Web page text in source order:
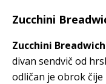
Zucchini
Zucchini Breadwich
divan sendvič od
odličan je obrok